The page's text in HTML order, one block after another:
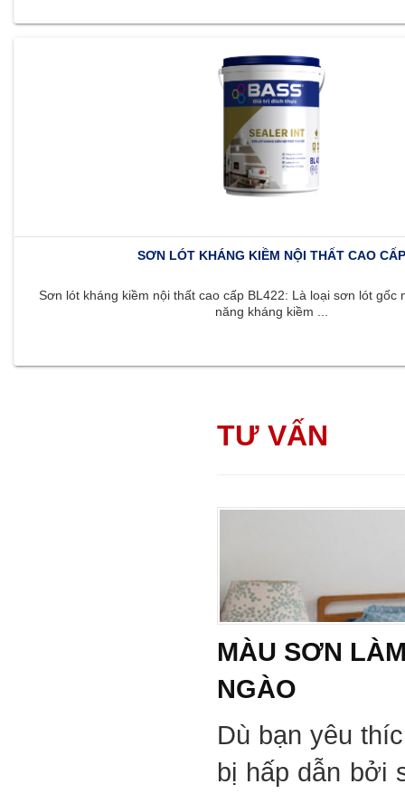
SƠN LÓT KHÁNG KIỀM NỘI THẤT CAO CẤP
Sơn lót kháng kiềm nội thất cao cấp BL422: Là loại sơn lót gốc
năng kháng kiềm ...
TƯ VẤN
MÀU SƠN
NGÀO
Dù bạn yêu
bị hấp dẫn bởi